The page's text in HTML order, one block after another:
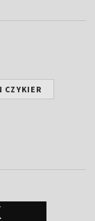
CZYKIER